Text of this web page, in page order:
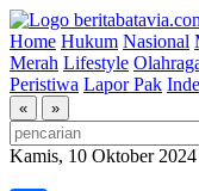
Home Hukum Nasional
Merah Lifestyle
Peristiwa Lapor Pak
« »
Kamis, 10 Oktober